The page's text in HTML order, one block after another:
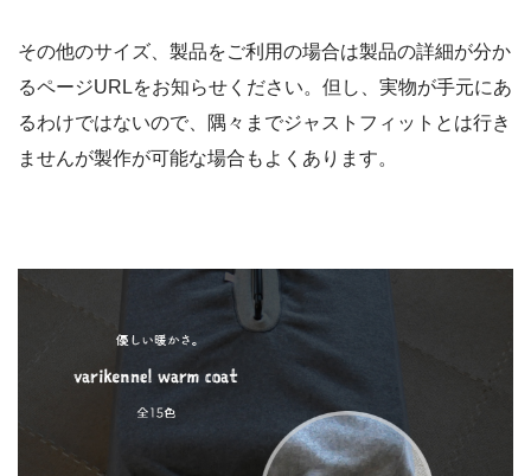
その他のサイズ、製品をご利用の場合は製品の詳細が分か
るページURLをお知らせください。但し、実物が手元にあ
るわけではないので、隅々までジャストフィットとは行き
ませんが製作が可能な場合もよくあります。